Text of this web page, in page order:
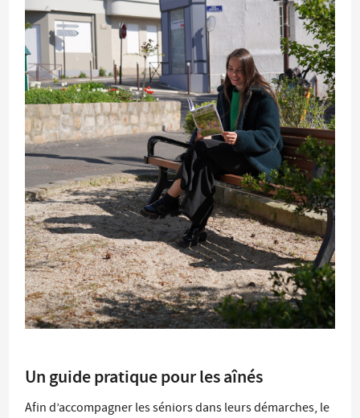
Un guide pratique pour les aînés
Afin d’accompagner les séniors dans leurs démarches, le